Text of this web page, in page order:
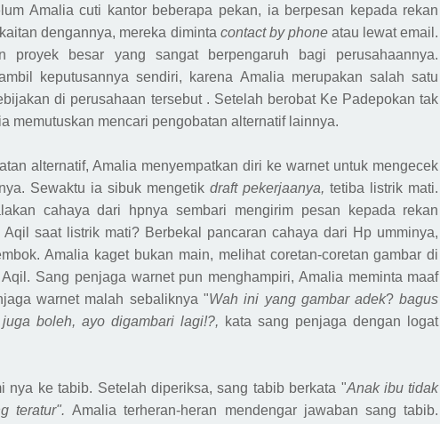
Amaliacuti kantor beberapa pekan, ia berpesan kepada rekan
dengannya, mereka diminta contact by phone atau lewat email.
proyek besar yang sangat berpengaruh
bagi perusahaannya.
keputusannya sendiri, karena Amalia merupakan salah satu
di perusahaan tersebut . Setelah berobatKe Padepokan tak
memutuskan mencari pengobatan alternatif lainnya.
alternatif, Amalia menyempatkan diri ke warnet untuk mengecek
Sewaktu ia sibuk mengetikdraft pekerjaanya,tetiba listrik mati.
cahaya dari hpnya sembari mengirim pesan kepada rekan
saat listrik mati? Berbekal pancaran cahaya dari Hp umminya,
Amalia kaget bukan main, melihat coretan-coretan gambar di
. Sang penjaga warnet pun menghampiri, Amalia meminta maaf
warnet malah sebaliknya "Wah ini yang gambar adek?bagus
boleh, ayo digambari lagi!?, kata sang penjaga dengan logat
nya ke tabib. Setelah diperiksa, sang tabib berkata "Anak ibu tidak
teratur".Amalia terheran-heran mendengar jawaban sang tabib.